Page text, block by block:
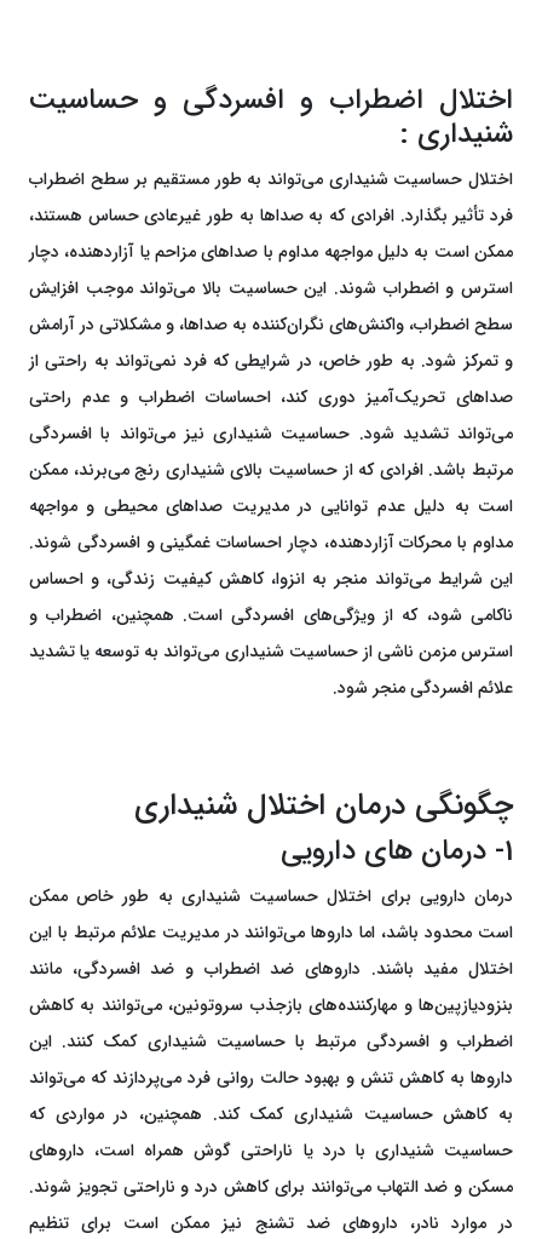
اختلال اضطراب و افسردگی و حساسیت
شنیداری :
اختلال حساسیت شنیداری می‌تواند به طور مستقیم بر سطح اضطراب
فرد تأثیر بگذارد. افرادی که به صداها به طور غیرعادی حساس هستند،
ممکن است به دلیل مواجهه مداوم با صداهای مزاحم یا آزاردهنده، دچار
استرس و اضطراب شوند. این حساسیت بالا می‌تواند موجب افزایش
سطح اضطراب، واکنش‌های نگران‌کننده به صداها، و مشکلاتی در آرامش
و تمرکز شود. به طور خاص، در شرایطی که فرد نمی‌تواند به راحتی از
صداهای تحریک‌آمیز دوری کند، احساسات اضطراب و عدم راحتی
می‌تواند تشدید شود. حساسیت شنیداری نیز می‌تواند با افسردگی
مرتبط باشد. افرادی که از حساسیت بالای شنیداری رنج می‌برند، ممکن
است به دلیل عدم توانایی در مدیریت صداهای محیطی و مواجهه
مداوم با محرکات آزاردهنده، دچار احساسات غمگینی و افسردگی شوند.
این شرایط می‌تواند منجر به انزوا، کاهش کیفیت زندگی، و احساس
ناکامی شود، که از ویژگی‌های افسردگی است. همچنین، اضطراب و
استرس مزمن ناشی از حساسیت شنیداری می‌تواند به توسعه یا تشدید
علائم افسردگی منجر شود.
چگونگی درمان اختلال شنیداری
1- درمان های دارویی
درمان دارویی برای اختلال حساسیت شنیداری به طور خاص ممکن
است محدود باشد، اما داروها می‌توانند در مدیریت علائم مرتبط با این
اختلال مفید باشند. داروهای ضد اضطراب و ضد افسردگی، مانند
بنزودیازپین‌ها و مهارکننده‌های بازجذب سروتونین، می‌توانند به کاهش
اضطراب و افسردگی مرتبط با حساسیت شنیداری کمک کنند. این
داروها به کاهش تنش و بهبود حالت روانی فرد می‌پردازند که می‌تواند
به کاهش حساسیت شنیداری کمک کند. همچنین، در مواردی که
حساسیت شنیداری با درد یا ناراحتی گوش همراه است، داروهای
مسکن و ضد التهاب می‌توانند برای کاهش درد و ناراحتی تجویز شوند.
در موارد نادر، داروهای ضد تشنج نیز ممکن است برای تنظیم